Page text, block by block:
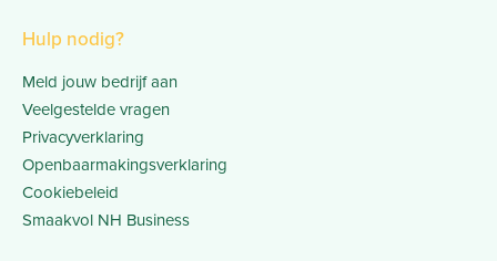
Hulp nodig?
Meld jouw bedrijf aan
Veelgestelde vragen
Privacyverklaring
Openbaarmakingsverklaring
Cookiebeleid
Smaakvol NH Business